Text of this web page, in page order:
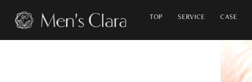
TOP SERVICE CASE